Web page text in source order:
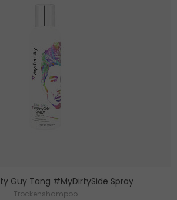
Guy Tang #MyDirtySide Spray
Trockenshampoo